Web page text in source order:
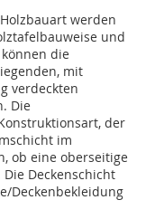
werden
und
die
mit
verdeckten
Die
der
im
ob eine oberseitige
Deckenschicht
Deckenbekleidung